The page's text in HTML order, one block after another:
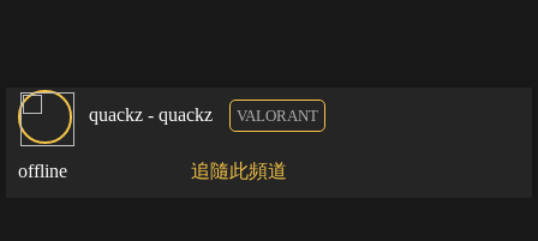
quackz - quackz VALORANT
offline 追隨此頻道